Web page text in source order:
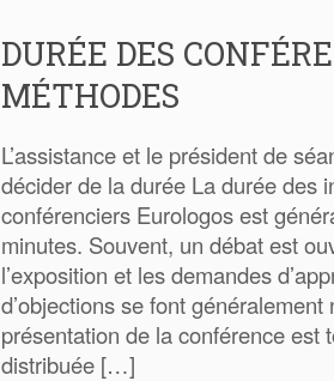
DURÉE DES
MÉTHODES
L’assistance et le président de
décider de la durée La durée des
conférenciers Eurologos est
minutes. Souvent, un débat est
l’exposition et les demandes
d’objections se font
présentation de la conférence est
distribuée […]